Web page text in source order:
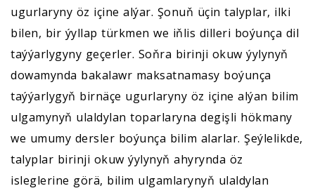
ugurlaryny öz içine alýar. Şonuň üçin talyplar, ilki
bilen, bir ýyllap türkmen we iňlis dilleri boýunça dil
taýýarlygyny geçerler. Soňra birinji okuw ýylynyň
dowamynda bakalawr maksatnamasy boýunça
taýýarlygyň birnäçe ugurlaryny öz içine alýan bilim
ulgamynyň ulaldylan toparlaryna degişli hökmany
we umumy dersler boýunça bilim alarlar. Şeýlelikde,
talyplar birinji okuw ýylynyň ahyrynda öz
isleglerine görä, bilim ulgamlarynyň ulaldylan